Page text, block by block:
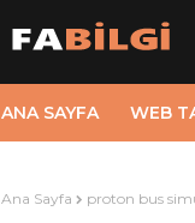
ANA SAYFA WEB
Ana Sayfa proton bus